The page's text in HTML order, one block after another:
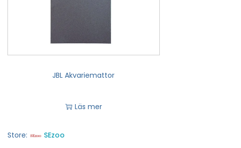
JBL Akvariemattor
Läs mer
Store: SEzoo